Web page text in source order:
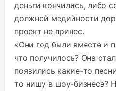
деньги кончились, либо
должной медийности
проект не принес.
«Они год были вместе и
что получилось? Она
появились какие-то
то нишу в шоу-бизнесе?